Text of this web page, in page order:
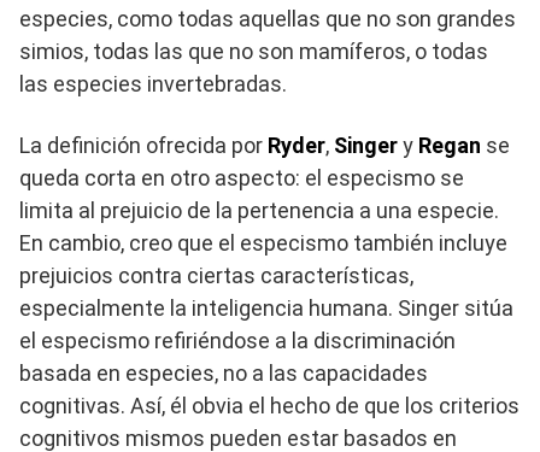
especies, como todas aquellas que no son grandes
simios, todas las que no son mamíferos, o todas
las especies invertebradas.
La definición ofrecida por Ryder, Singery Regan se
queda corta en otro aspecto: el especismo se
limita al prejuicio de la pertenencia a una especie.
En cambio, creo que el especismo también incluye
prejuicios contra ciertas características,
especialmente la inteligencia humana. Singer sitúa
el especismo refiriéndose a la discriminación
basada en especies, no a las capacidades
cognitivas. Así, él obvia el hecho de que los criterios
cognitivos mismos pueden estar basados en